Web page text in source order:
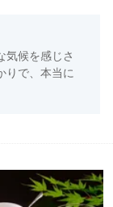
気候を感じさ
りで、本当に